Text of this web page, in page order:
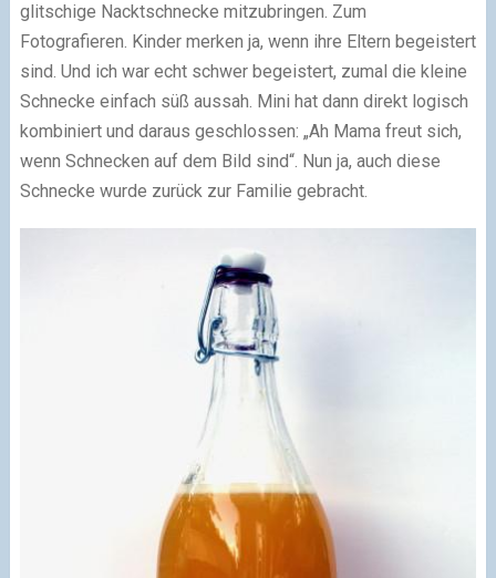
glitschige Nacktschnecke mitzubringen. Zum
Fotografieren. Kinder merken ja, wenn ihre Eltern begeistert
sind. Und ich war echt schwer begeistert, zumal die kleine
Schnecke einfach süß aussah. Mini hat dann direkt logisch
kombiniert und daraus geschlossen: „Ah Mama freut sich,
wenn Schnecken auf dem Bild sind“. Nun ja, auch diese
Schnecke wurde zurück zur Familie gebracht.